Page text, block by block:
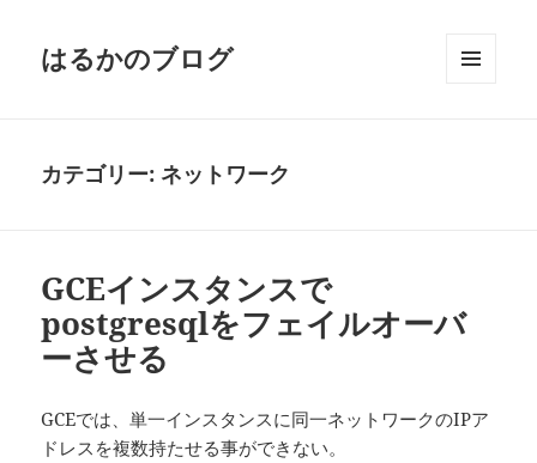
はるかのブログ
カテゴリー: ネットワーク
GCEインスタンスで
postgresqlをフェイルオーバ
ーさせる
GCEでは、単一インスタンスに同一ネットワークのIPア
ドレスを複数持たせる事ができない。